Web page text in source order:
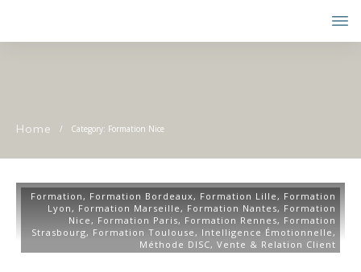
Home / Category: Formation Nice
Formation, Formation Bordeaux, Formation Lille, Formation
Lyon, Formation Marseille, Formation Nantes, Formation
Nice, Formation Paris, Formation Rennes, Formation
Strasbourg, Formation Toulouse, Intelligence Émotionnelle,
Méthode DISC, Vente & Relation Client